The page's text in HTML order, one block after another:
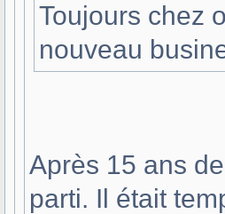
Toujours chez
nouveau
Après 15 ans
parti. Il était